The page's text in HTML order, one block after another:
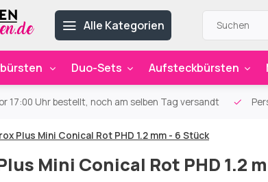
Alle Kategorien
Duo-Sets Aufsteckbürsten
17:00 Uhr bestellt, noch am selben Tag versandt
Plus Mini Conical Rot PHD 1.2 mm - 6 Stück
Mini Conical Rot PHD 1.2